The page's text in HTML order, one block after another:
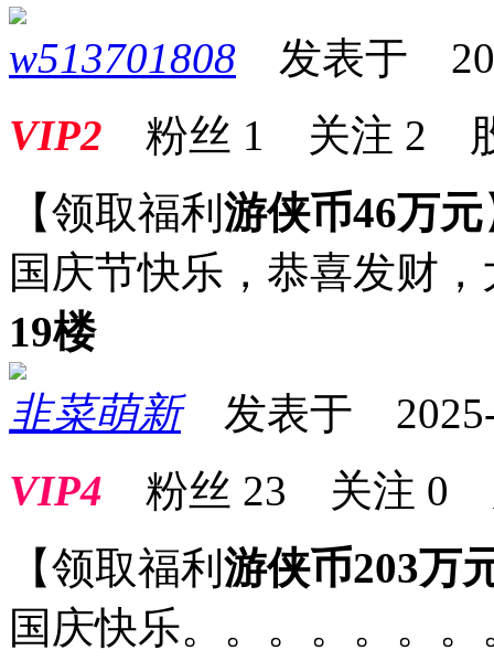
w513701808 发表于
VIP2 粉丝 1 关注 2
【领取福利 游侠币46万元
国庆节快乐，恭喜发财
19楼
韭菜萌新发表于 2025-
VIP4 粉丝 23 关注 0
【领取福利 游侠币203万
国庆快乐。。。。。。